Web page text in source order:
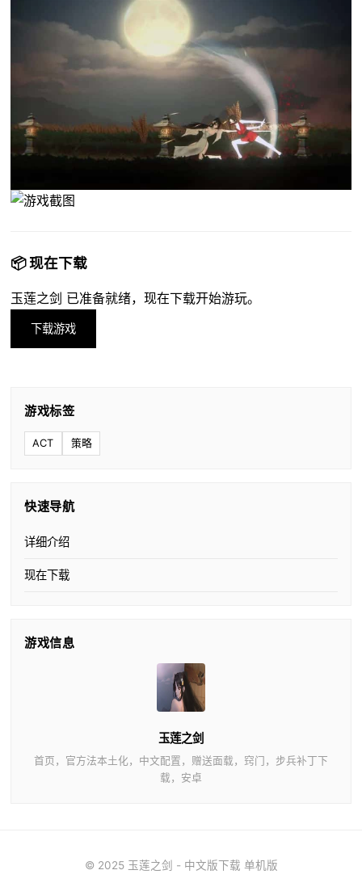
📦 现在下载
玉莲之剑 已准备就绪，现在下载开始游玩。
下载游戏
游戏标签
ACT 策略
快速导航
详细介绍
现在下载
游戏信息
玉莲之剑
首页，官方法本土化，中文配置，赠送面载，窍门，步兵补丁下
载，安卓
© 2025 玉莲之剑 - 中文版下载 单机版